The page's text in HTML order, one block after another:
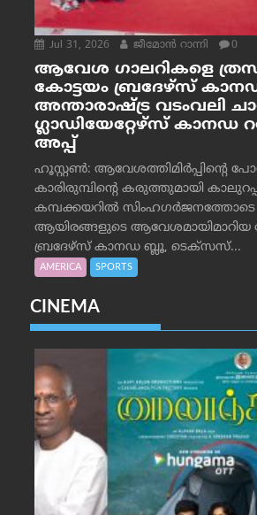
Jul 31, 2026 ജീമോന്‍ റാന്നി 0
ആവേശ ഗാലറികളെ
കോട്ടയം ബ്രദേഴ്‌സ്
അന്താരാഷ്ട്ര വടംവലി
ഗ്ലാഡിയേറ്റേഴ്‌സ് കാനഡ
അപ്പ്
ഹൂസ്റ്റണ്‍: ആവേശത്തിമിര്‍പ്പിന്റെ
കാരിരുമ്പിന്റെ കരുത്തുമായി
കമ്പക്കയറില്‍
ആയിരങ്ങളുടെ ആവേശമായിമാറിയ
ബ്രദേഴ്‌സ് കാനഡ ബ്ലൂ, ടെക്‌സസ്...
AMERICA SPORTS
CINEMA